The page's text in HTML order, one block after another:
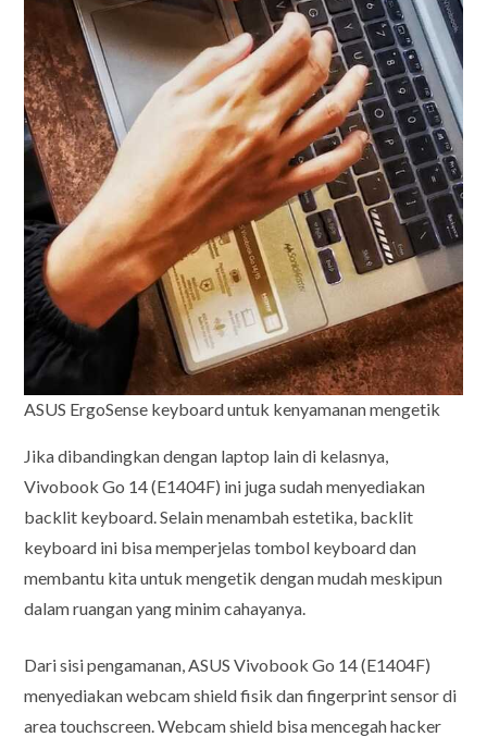
ASUS ErgoSense keyboard untuk kenyamanan mengetik
Jika dibandingkan dengan laptop lain di kelasnya,
Vivobook Go 14 (E1404F) ini juga sudah menyediakan
backlit keyboard. Selain menambah estetika, backlit
keyboard ini bisa memperjelas tombol keyboard dan
membantu kita untuk mengetik dengan mudah meskipun
dalam ruangan yang minim cahayanya.
Dari sisi pengamanan, ASUS Vivobook Go 14 (E1404F)
menyediakan webcam shield fisik dan fingerprint sensor di
area touchscreen. Webcam shield bisa mencegah hacker